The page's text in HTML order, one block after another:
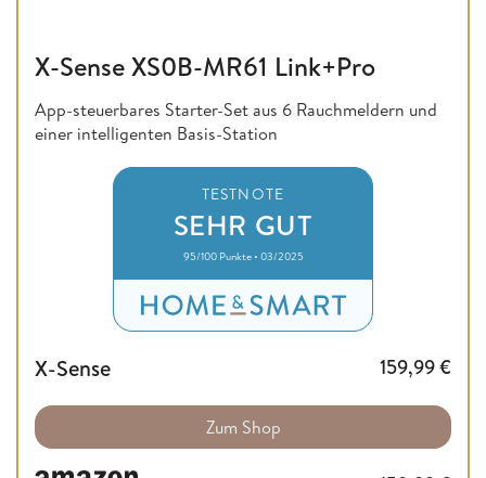
X-Sense XS0B-MR61 Link+Pro
App-steuerbares Starter-Set aus 6 Rauchmeldern und
einer intelligenten Basis-Station
TESTNOTE
SEHR GUT
95/100 Punkte • 03/2025
X-Sense 159,99€
Zum Shop